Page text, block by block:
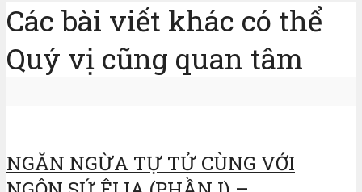
Các bài viết khác có thể
Quý vị cũng quan tâm
NGĂN NGỪA TỰ TỬ CÙNG VỚI